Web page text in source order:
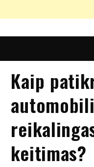
Kaip
keitimas?